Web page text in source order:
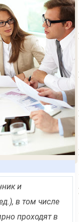
и
в том числе
проходят в